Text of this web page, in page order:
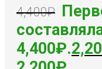
4,400₽
4,400₽.